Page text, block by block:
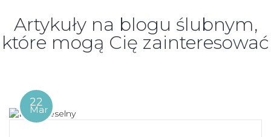
Artykuły na blogu ślubnym,
które mogą Cię zainteresować
22
Mar